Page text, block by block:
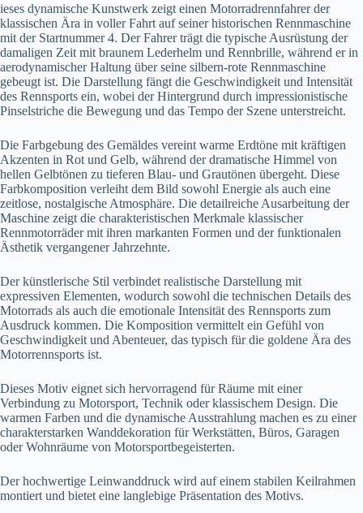
ieses dynamische Kunstwerk zeigt einen Motorradrennfahrer der
klassischen Ära in voller Fahrt auf seiner historischen Rennmaschine
mit der Startnummer 4. Der Fahrer trägt die typische Ausrüstung der
damaligen Zeit mit braunem Lederhelm und Rennbrille, während er in
aerodynamischer Haltung über seine silbern-rote Rennmaschine
gebeugt ist. Die Darstellung fängt die Geschwindigkeit und Intensität
des Rennsports ein, wobei der Hintergrund durch impressionistische
Pinselstriche die Bewegung und das Tempo der Szene unterstreicht.
Die Farbgebung des Gemäldes vereint warme Erdtöne mit kräftigen
Akzenten in Rot und Gelb, während der dramatische Himmel von
hellen Gelbtönen zu tieferen Blau- und Grautönen übergeht. Diese
Farbkomposition verleiht dem Bild sowohl Energie als auch eine
zeitlose, nostalgische Atmosphäre. Die detailreiche Ausarbeitung der
Maschine zeigt die charakteristischen Merkmale klassischer
Rennmotorräder mit ihren markanten Formen und der funktionalen
Ästhetik vergangener Jahrzehnte.
Der künstlerische Stil verbindet realistische Darstellung mit
expressiven Elementen, wodurch sowohl die technischen Details des
Motorrads als auch die emotionale Intensität des Rennsports zum
Ausdruck kommen. Die Komposition vermittelt ein Gefühl von
Geschwindigkeit und Abenteuer, das typisch für die goldene Ära des
Motorrennsports ist.
Dieses Motiv eignet sich hervorragend für Räume mit einer
Verbindung zu Motorsport, Technik oder klassischem Design. Die
warmen Farben und die dynamische Ausstrahlung machen es zu einer
charakterstarken Wanddekoration für Werkstätten, Büros, Garagen
oder Wohnräume von Motorsportbegeisterten.
Der hochwertige Leinwanddruck wird auf einem stabilen Keilrahmen
montiert und bietet eine langlebige Präsentation des Motivs.